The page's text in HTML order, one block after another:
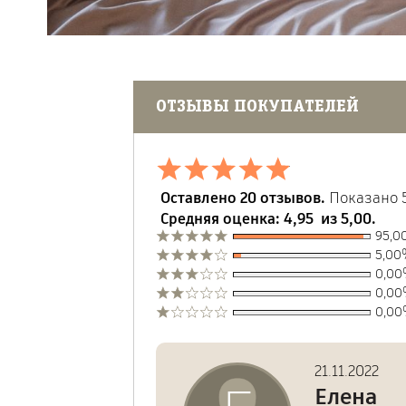
ОТЗЫВЫ ПОКУПАТЕЛЕЙ
Поставьте нам оценку
Загрузите аватар при
желании
Укажите ваше
Адрес
Оставлено 20 отзывов. Показано
Средняя оценка: 4,95 из 5,00.
21.11.2022
Елена